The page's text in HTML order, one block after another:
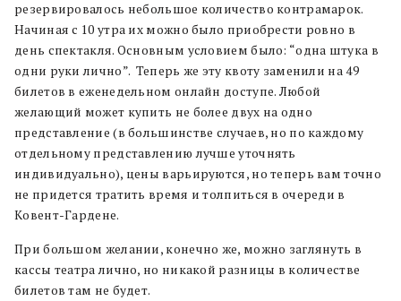
резервировалось небольшое количество контрамарок.
Начиная с 10 утра их можно было приобрести ровно в
день спектакля. Основным условием было: “одна штука в
одни руки лично”. Теперь же эту квоту заменили на 49
билетов в еженедельном онлайн доступе. Любой
желающий может купить не более двух на одно
представление (в большинстве случаев, но по каждому
отдельному представлению лучше уточнять
индивидуально), цены варьируются, но теперь вам точно
не придется тратить время и толпиться в очереди в
Ковент-Гардене.
При большом желании, конечно же, можно заглянуть в
кассы театра лично, но никакой разницы в количестве
билетов там не будет.